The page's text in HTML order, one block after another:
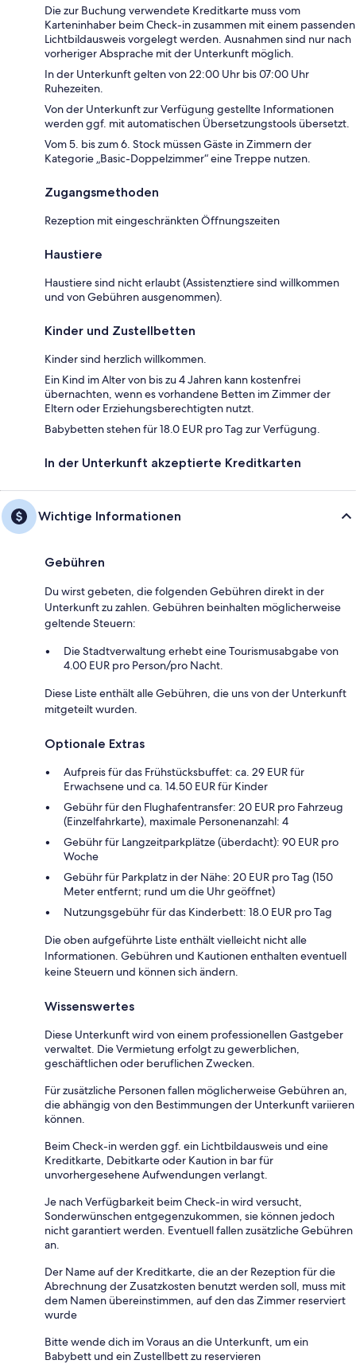
Die zur Buchung verwendete Kreditkarte muss vom
Karteninhaber beim Check-in zusammen mit einem passenden
Lichtbildausweis vorgelegt werden. Ausnahmen sind nur nach
vorheriger Absprache mit der Unterkunft möglich.
In der Unterkunft gelten von 22:00 Uhr bis 07:00 Uhr
Ruhezeiten.
Von der Unterkunft zur Verfügung gestellte Informationen
werden ggf. mit automatischen Übersetzungstools übersetzt.
Vom 5. bis zum 6. Stock müssen Gäste in Zimmern der
Kategorie „Basic-Doppelzimmer“ eine Treppe nutzen.
Zugangsmethoden
Rezeption mit eingeschränkten Öffnungszeiten
Haustiere
Haustiere sind nicht erlaubt (Assistenztiere sind willkommen
und von Gebühren ausgenommen).
Kinder und Zustellbetten
Kinder sind herzlich willkommen.
Ein Kind im Alter von bis zu 4 Jahren kann kostenfrei
übernachten, wenn es vorhandene Betten im Zimmer der
Eltern oder Erziehungsberechtigten nutzt.
Babybetten stehen für 18.0 EUR pro Tag zur Verfügung.
In der Unterkunft akzeptierte Kreditkarten
Wichtige Informationen
Gebühren
Du wirst gebeten, die folgenden Gebühren direkt in der
Unterkunft zu zahlen. Gebühren beinhalten möglicherweise
geltende Steuern:
Die Stadtverwaltung erhebt eine Tourismusabgabe von
4.00 EUR pro Person/pro Nacht.
Diese Liste enthält alle Gebühren, die uns von der Unterkunft
mitgeteilt wurden.
Optionale Extras
Aufpreis für das Frühstücksbuffet: ca. 29 EUR für
Erwachsene und ca. 14.50 EUR für Kinder
Gebühr für den Flughafentransfer: 20 EUR pro Fahrzeug
(Einzelfahrkarte), maximale Personenanzahl: 4
Gebühr für Langzeitparkplätze (überdacht): 90 EUR pro
Woche
Gebühr für Parkplatz in der Nähe: 20 EUR pro Tag (150
Meter entfernt; rund um die Uhr geöffnet)
Nutzungsgebühr für das Kinderbett: 18.0 EUR pro Tag
Die oben aufgeführte Liste enthält vielleicht nicht alle
Informationen. Gebühren und Kautionen enthalten eventuell
keine Steuern und können sich ändern.
Wissenswertes
Diese Unterkunft wird von einem professionellen Gastgeber
verwaltet. Die Vermietung erfolgt zu gewerblichen,
geschäftlichen oder beruflichen Zwecken.
Für zusätzliche Personen fallen möglicherweise Gebühren an,
die abhängig von den Bestimmungen der Unterkunft variieren
können.
Beim Check-in werden ggf. ein Lichtbildausweis und eine
Kreditkarte, Debitkarte oder Kaution in bar für
unvorhergesehene Aufwendungen verlangt.
Je nach Verfügbarkeit beim Check-in wird versucht,
Sonderwünschen entgegenzukommen, sie können jedoch
nicht garantiert werden. Eventuell fallen zusätzliche Gebühren
an.
Der Name auf der Kreditkarte, die an der Rezeption für die
Abrechnung der Zusatzkosten benutzt werden soll, muss mit
dem Namen übereinstimmen, auf den das Zimmer reserviert
wurde
Bitte wende dich im Voraus an die Unterkunft, um ein
Babybett und ein Zustellbett zu reservieren